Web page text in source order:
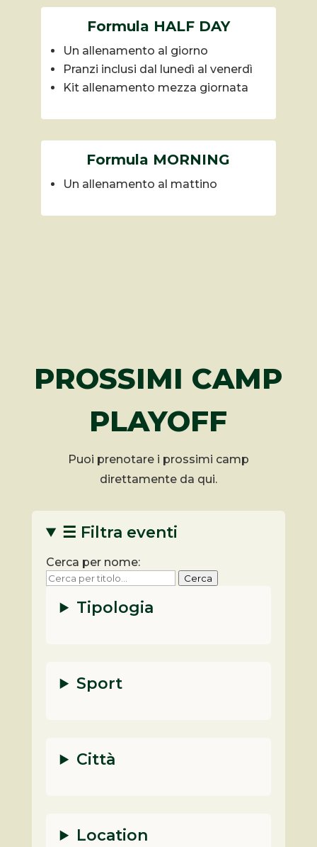
Formula HALF DAY
Un allenamento al giorno
Pranzi inclusi dal lunedì al venerdì
Kit allenamento mezza giornata
Formula MORNING
Un allenamento al mattino
PROSSIMI CAMP
PLAYOFF
Puoi prenotare i prossimi camp
direttamente da qui.
☰ Filtra eventi
Cerca per nome:
Cerca
Tipologia
Sport
Città
Location